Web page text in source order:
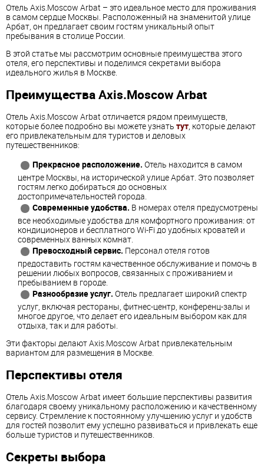
Отель Axis.Moscow Arbat – это идеальное место для проживания
в самом сердце Москвы. Расположенный на знаменитой улице
Арбат, он предлагает своим гостям уникальный опыт
пребывания в столице России.
В этой статье мы рассмотрим основные преимущества этого
отеля, его перспективы и поделимся секретами выбора
идеального жилья в Москве.
Преимущества Axis.Moscow Arbat
Отель Axis.Moscow Arbat отличается рядом преимуществ,
которые более подробно вы можете узнать тут , которые делают
его привлекательным для туристов и деловых
путешественников:
Прекрасное расположение. Отель находится в самом
центре Москвы, на исторической улице Арбат. Это позволяет
гостям легко добираться до основных
достопримечательностей города.
Современные удобства. В номерах отеля предусмотрены
все необходимые удобства для комфортного проживания: от
кондиционеров и бесплатного Wi-Fi до удобных кроватей и
современных ванных комнат.
Превосходный сервис. Персонал отеля готов
предоставить гостям качественное обслуживание и помочь в
решении любых вопросов, связанных с проживанием и
пребыванием в городе.
Разнообразие услуг. Отель предлагает широкий спектр
услуг, включая рестораны, фитнес-центр, конференц-залы и
многое другое, что делает его идеальным выбором как для
отдыха, так и для работы.
Эти факторы делают Axis.Moscow Arbat привлекательным
вариантом для размещения в Москве.
Перспективы отеля
Отель Axis.Moscow Arbat имеет большие перспективы развития
благодаря своему уникальному расположению и качественному
сервису. Стремление к постоянному улучшению услуг и удобств
для гостей позволит ему успешно развиваться и привлекать еще
больше туристов и путешественников.
Секреты выбора